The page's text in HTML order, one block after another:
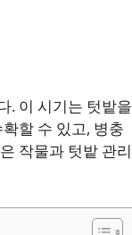
. 이 시기는 텃밭을
할 수 있고, 병충
작물과 텃밭 관리